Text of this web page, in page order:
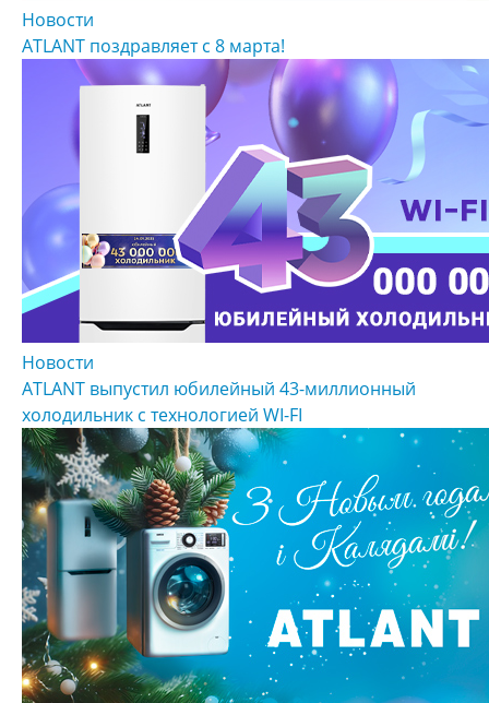
Новости
ATLANT поздравляет с 8 марта!
Новости
ATLANT выпустил юбилейный 43-миллионный
холодильник с технологией WI-FI